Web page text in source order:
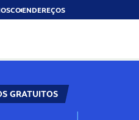
ENDEREÇOS
GRATUITOS
N